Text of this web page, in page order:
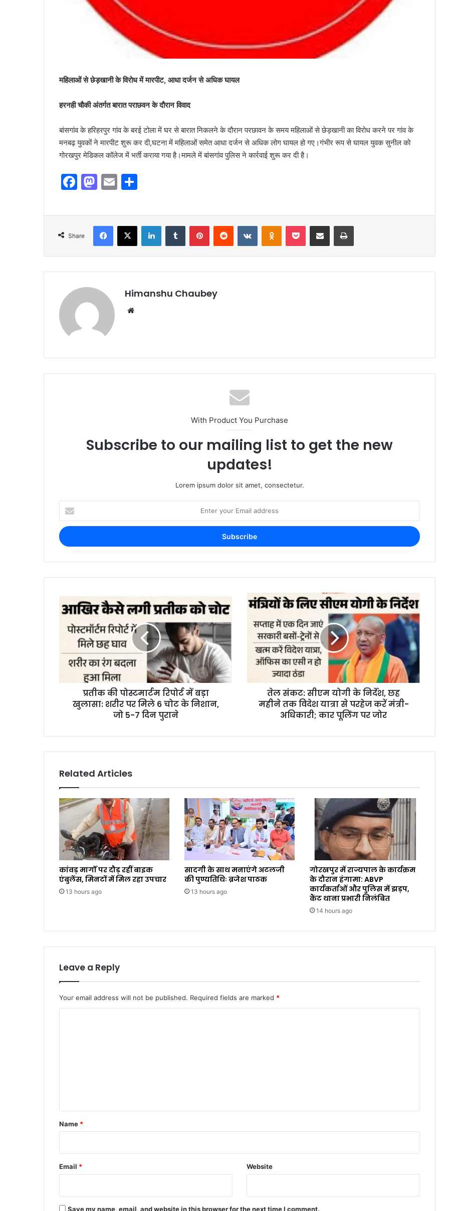
महिलाओं से छेड़खानी के विरोध में मारपीट, आधा दर्जन से अधिक घायल
हरनही चौकी अंतर्गत बारात पराछवन के दौरान विवाद
बांसगांव के हरिहरपुर गांव के बरई टोला में घर से बारात निकलने के दौरान परछावन के समय महिलाओं से छेड़खानी का विरोध करने पर गांव के
मनबढ़ युवकों ने मारपीट शुरू कर दी,घटना में महिलाओं समेत आधा दर्जन से अधिक लोग घायल हो गए।गंभीर रूप से घायल युवक सुनील को
गोरखपुर मेडिकल कॉलेज में भर्ती कराया गया है।मामले में बांसगांव पुलिस ने कार्रवाई शुरू कर दी है।
F
c
e
o
o
k
M
st
o
d
o
n
E
ai
l
ar
e
Share
Himanshu Chaubey
With Product You Purchase
Subscribe to our mailing list to get the new
updates!
Lorem ipsum dolor sit amet, consectetur.
प्रतीक की पोस्टमार्टम रिपोर्ट में बड़ा
खुलासा: शरीर पर मिले 6 चोट के निशान,
जो 5-7 दिन पुराने
तेल संकट: सीएम योगी के निर्देश, छह
महीने तक विदेश यात्रा से परहेज करें मंत्री-
अधिकारी; कार पूलिंग पर जोर
Related Articles
कांवड़ मार्गों पर दौड़ रहीं बाइक
एंबुलेंस, मिनटों में मिल रहा उपचार
13 hours ago
सादगी के साथ मनाएंगे अटलजी
की पुण्यतिथिः ब्रजेश पाठक
13 hours ago
गोरखपुर में राज्यपाल के कार्यक्रम
के दौरान हंगामा: ABVP
कार्यकर्ताओं और पुलिस में झड़प,
कैंट थाना प्रभारी निलंबित
14 hours ago
Leave a Reply
Your email address will not be published. Required fields are marked *
*
Name *
Email * Website
Save my name, email, and website in this browser for the next time I comment.